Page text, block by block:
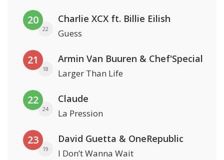
20
22
Charlie XCX ft. Billie Eilish
Guess
21
18
Armin Van Buuren & Chef'Special
Larger Than Life
22
24
Claude
La Pression
23
19
David Guetta & OneRepublic
I Don’t Wanna Wait